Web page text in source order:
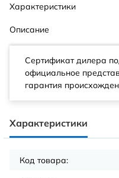
Характеристики
Описание
Сертификат дилера
официальное
гарантия
Характеристики
Код товара: